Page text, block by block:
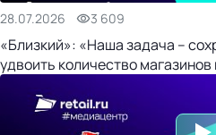
28.07.2026 3 609
«Близкий»: «Наша задача –
удвоить количество магазинов